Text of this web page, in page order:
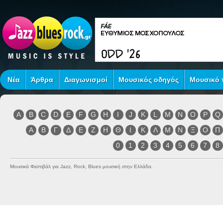
Νέα Άρθρα Διαγωνισμοί Μουσικός οδηγός Μουσικό
A B C D E F G H I J K L M N O P
Q
Α
Β Γ Δ Ε Ζ Η Θ Ι Κ Λ Μ Ν Ξ Ο
Π
0
1 2 3 4 5 6 7 8
Μουσικά Φεστιβάλ για Jazz, Rock, Blues μουσική στην Ελλάδα.